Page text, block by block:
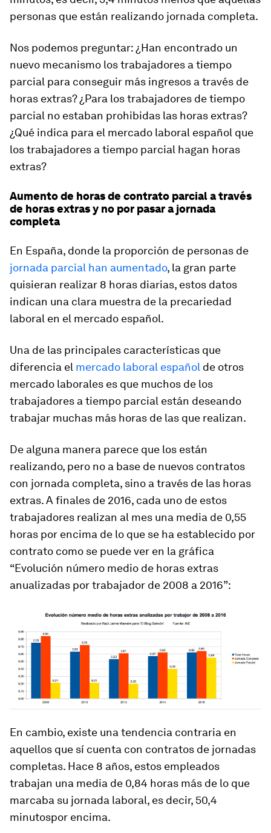
personas que están realizando jornada completa.
Nos podemos preguntar: ¿Han encontrado un
nuevo mecanismo los trabajadores a tiempo
parcial para conseguir más ingresos a través de
horas extras? ¿Para los trabajadores de tiempo
parcial no estaban prohibidas las horas extras?
¿Qué indica para el mercado laboral español que
los trabajadores a tiempo parcial hagan horas
extras?
Aumento de horas de contrato parcial a través
de horas extras y no por pasar a jornada
completa
En España, donde la proporción de personas de
jornada parcial han aumentado, la gran parte
quisieran realizar 8 horas diarias, estos datos
indican una clara muestra de la precariedad
laboral en el mercado español.
Una de las principales características que
diferencia el mercado laboral español de otros
mercado laborales es que muchos de los
trabajadores a tiempo parcial están deseando
trabajar muchas más horas de las que realizan.
De alguna manera parece que los están
realizando, pero no a base de nuevos contratos
con jornada completa, sino a través de las horas
extras. A finales de 2016, cada uno de estos
trabajadores realizan al mes una media de 0,55
horas por encima de lo que se ha establecido por
contrato como se puede ver en la gráfica
“Evolución número medio de horas extras
anualizadas por trabajador de 2008 a 2016”:
En cambio, existe una tendencia contraria en
aquellos que sí cuenta con contratos de jornadas
completas. Hace 8 años, estos empleados
trabajan una media de 0,84 horas más de lo que
marcaba su jornada laboral, es decir, 50,4
minutospor encima.